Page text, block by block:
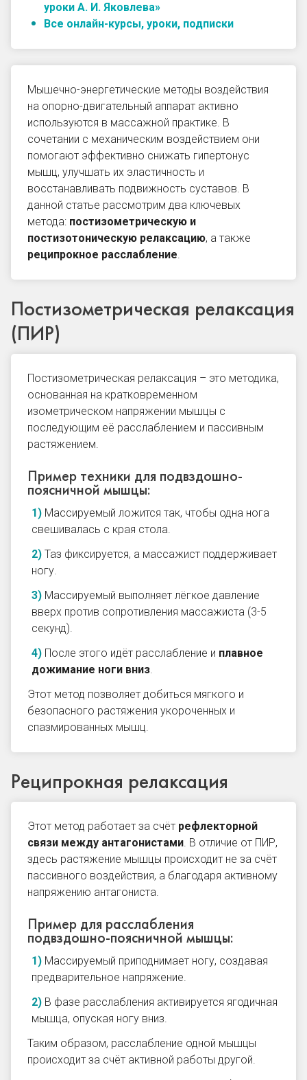
уроки А. И. Яковлева»
Все онлайн-курсы, уроки, подписки
Мышечно-энергетические методы воздействия
на опорно-двигательный аппарат активно
используются в массажной практике. В
сочетании с механическим воздействием они
помогают эффективно снижать гипертонус
мышц, улучшать их эластичность и
восстанавливать подвижность суставов. В
данной статье рассмотрим два ключевых
метода: постизометрическую и
постизотоническую релаксацию, а также
реципрокное расслабление.
Постизометрическая релаксация
(ПИР)
Постизометрическая релаксация – это методика,
основанная на кратковременном
изометрическом напряжении мышцы с
последующим её расслаблением и пассивным
растяжением.
Пример техники для подвздошно-
поясничной мышцы:
Массируемый ложится так, чтобы одна нога
свешивалась с края стола.
Таз фиксируется, а массажист поддерживает
ногу.
Массируемый выполняет лёгкое давление
вверх против сопротивления массажиста (3-5
секунд).
После этого идёт расслабление и плавное
дожимание ноги вниз.
Этот метод позволяет добиться мягкого и
безопасного растяжения укороченных и
спазмированных мышц.
Реципрокная релаксация
Этот метод работает за счёт рефлекторной
связи между антагонистами. В отличие от ПИР,
здесь растяжение мышцы происходит не за счёт
пассивного воздействия, а благодаря активному
напряжению антагониста.
Пример для расслабления
подвздошно-поясничной мышцы:
Массируемый приподнимает ногу, создавая
предварительное напряжение.
В фазе расслабления активируется ягодичная
мышца, опуская ногу вниз.
Таким образом, расслабление одной мышцы
происходит за счёт активной работы другой.